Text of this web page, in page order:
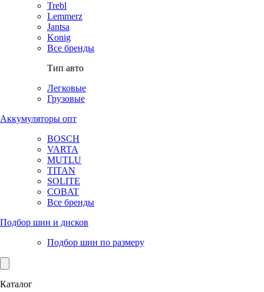
Trebl
Lemmerz
Jantsa
Konig
Все бренды
Тип авто
Легковые
Грузовые
Аккумуляторы опт
BOSCH
VARTA
MUTLU
TITAN
SOLITE
COBAT
Все бренды
Подбор шин и дисков
Подбор шин по размеру
Каталог